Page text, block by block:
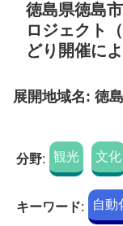
徳島県徳島
ロジェクト
どり開催に
展開地域名: 徳
分野: 観光 文化
キーワード: 自動